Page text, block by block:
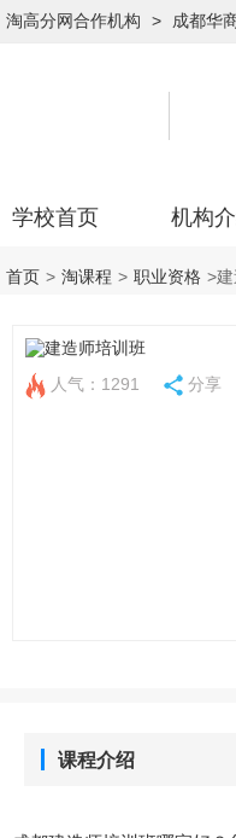
淘高分网合作机构 > 成都华
学校首页 机构
首页 > 淘课程 > 职业资格 >
人气：1291 分享
课程介绍